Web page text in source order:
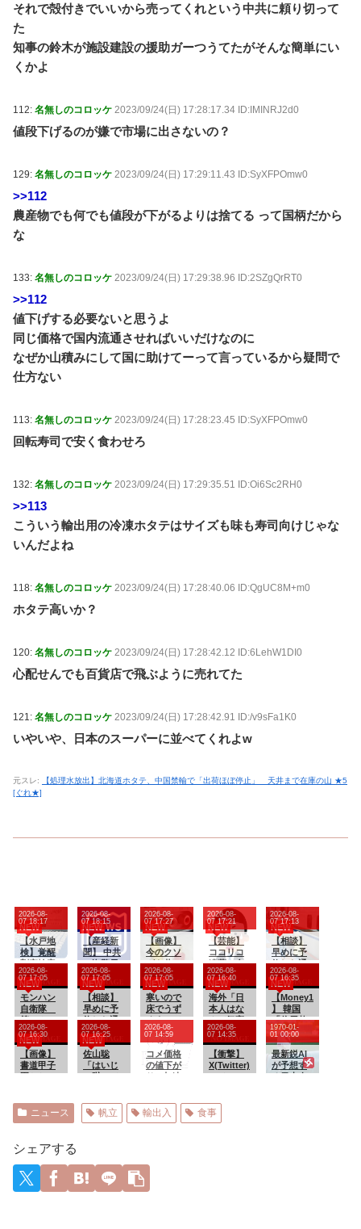
それで殻付きでいいから売ってくれという中共に頼り切って
た
知事の鈴木が施設建設の援助ガーつうてたがそんな簡単にい
くかよ
112: 名無しのコロッケ 2023/09/24(日) 17:28:17.34 ID:IMINRJ2d0
値段下げるのが嫌で市場に出さないの？
129: 名無しのコロッケ 2023/09/24(日) 17:29:11.43 ID:SyXFPOmw0
>>112
農産物でも何でも値段が下がるよりは捨てる って国柄だから
な
133: 名無しのコロッケ 2023/09/24(日) 17:29:38.96 ID:2SZgQrRT0
>>112
値下げする必要ないと思うよ
同じ価格で国内流通させればいいだけなのに
なぜか山積みにして国に助けてーって言っているから疑問で
仕方ない
113: 名無しのコロッケ 2023/09/24(日) 17:28:23.45 ID:SyXFPOmw0
回転寿司で安く食わせろ
132: 名無しのコロッケ 2023/09/24(日) 17:29:35.51 ID:Oi6Sc2RH0
>>113
こういう輸出用の冷凍ホタテはサイズも味も寿司向けじゃな
いんだよね
118: 名無しのコロッケ 2023/09/24(日) 17:28:40.06 ID:QgUC8M+m0
ホタテ高いか？
120: 名無しのコロッケ 2023/09/24(日) 17:28:42.12 ID:6LehW1DI0
心配せんでも百貨店で飛ぶように売れてた
121: 名無しのコロッケ 2023/09/24(日) 17:28:42.91 ID:/v9sFa1K0
いやいや、日本のスーパーに並べてくれよw
元スレ:
【処理水放出】北海道ホタテ、中国禁輸で「出荷ほぼ停止」 天井まで在庫の山 ★5
[ぐれ★]
【水戸地
検】覚醒
剤密輸容
疑のカン
ボジア人
を不起訴
処分
NEW
2026-08-
07 18:17
【産経新
聞】 中共
の海警局
と海軍の
船が衝突2
人死亡
南シナ海
でフィリ
ピン船を
追跡中、
公表まで
に1年
NEW
2026-08-
07 18:15
【画像】
今のクソ
ガキ共、
これを見
たこと無
くて渡さ
れたらパ
ニクるら
しいｗｗ
ｗｗｗｗ
ｗｗｗｗ
ｗｗｗ
NEW
2026-08-
07 17:27
【芸能】
ココリコ
遠藤の自
宅、猛暑
で全館空
調故障…
新品交換
費300万
円…高額
費用に
「高すぎ
る」
NEW
2026-08-
07 17:21
【相談】
早めに予
約した通
路側の席
に、見知
らぬ母子
が。車掌
の呼びか
けにも
「目を閉
じて無
視」して
居座られ
NEW
2026-08-
07 17:13
モンハン
自衛隊
第１８４
話
NEW
2026-08-
07 17:05
【相談】
早めに予
約した通
路側の席
に、見知
らぬ母子
が。車掌
の呼びか
じて無
視」して
奪われた
席は、結
局“やった
NEW
2026-08-
07 17:05
寒いので
床でうず
くまって
たら、猫
が背中に
乗ってき
た。のは
いいんだ
NEW
2026-08-
07 17:05
海外「日
本人はな
んて気高
いん
だ！」 英
高級紙も
驚愕した
極限の中
界が衝撃
NEW
2026-08-
07 16:40
【Money1
】 韓国
「信用赦
免を何回
やって
も、何回
やって
も」⇒
NEW
2026-08-
07 16:35
【画像】
書道甲子
園とかい
大会ｗｗ
ｗｗｗｗ
NEW
2026-08-
07 16:30
佐山聡
「はいじ
ゃ蹴って
ンタされ
ずに済む
NEW
2026-08-
07 16:25
コメ価格
の値下が
り、加速
2026-08-
07 14:59
【衝撃】
X(Twitter)
、メンエ
のバトル
勃発ｗｗ
2026-08-
07 14:35
最新鋭AI
が予想す
る日本人
1970-01-
01 00:00
ニュース 帆立 輸出入 食事
シェアする